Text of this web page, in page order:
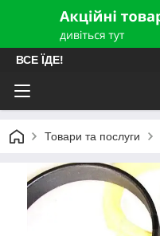
ВСЕ ЇДЕ!
Товари та послуги